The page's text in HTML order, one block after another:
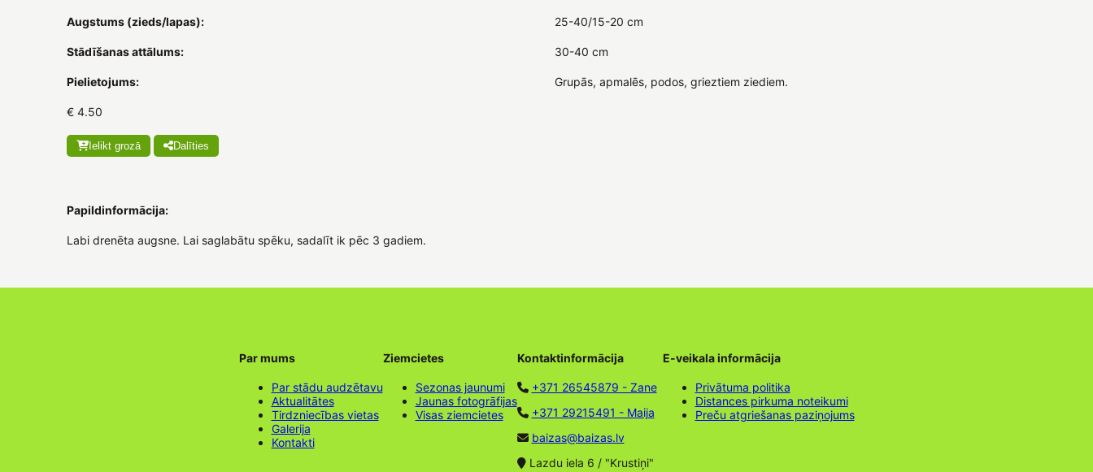
Augstums (zieds/lapas): 25-40/15-20 cm
Stādīšanas attālums: 30-40 cm
Pielietojums: Grupās, apmalēs, podos, grieztiem ziediem.
€ 4.50
Ielikt grozā Dalīties
Papildinformācija:
Labi drenēta augsne. Lai saglabātu spēku, sadalīt ik pēc 3 gadiem.
Par mums
Par stādu audzētavu
Aktualitātes
Tirdzniecības vietas
Galerija
Kontakti
Ziemcietes
Sezonas jaunumi
Jaunas fotogrāfijas
Visas ziemcietes
Kontaktinformācija
+371 26545879 - Zane
+371 29215491 - Maija
baizas@baizas.lv
Lazdu iela 6 / "Krustiņi"
E-veikala informācija
Privātuma politika
Distances pirkuma noteikumi
Preču atgriešanas paziņojums